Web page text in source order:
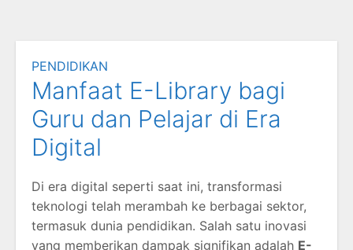
PENDIDIKAN
Manfaat E-Library bagi
Guru dan Pelajar di Era
Digital
Di era digital seperti saat ini, transformasi
teknologi telah merambah ke berbagai sektor,
termasuk dunia pendidikan. Salah satu inovasi
yang memberikan dampak signifikan adalah E-